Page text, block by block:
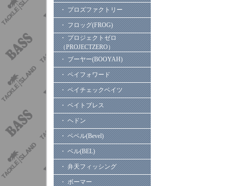
・ プロズファクトリー
・ フロッグ(FROG)
・ プロジェクトゼロ
（PROJECTZERO）
・ ブーヤー(BOOYAH)
・ ペイフォワード
・ ペイチェックベイツ
・ ベイトブレス
・ ヘドン
・ ベベル(Bevel)
・ ベル(BEL)
・ 弁天フィッシング
・ ボーマー